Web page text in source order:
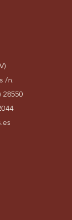
/n.
28550